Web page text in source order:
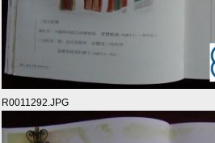
R0011292.JPG